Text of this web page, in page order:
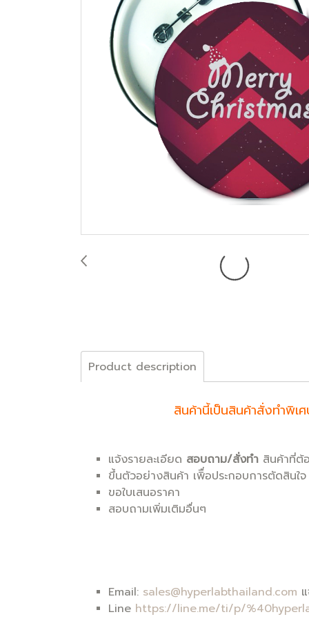
Product description
สินค้านี้เป็นสินค้าสั่งทำพิ
แจ้งรายละเอียด สอบถาม/สั่งทำ สินค้าที่ต้
ขึ้นตัวอย่างสินค้า เพิื่อประกอบการตัดสินใจ
ขอใบเสนอราคา
สอบถามเพิ่มเติมอื่นๆ
Email: sales@hyperlabthailand.com
Line https://line.me/ti/p/